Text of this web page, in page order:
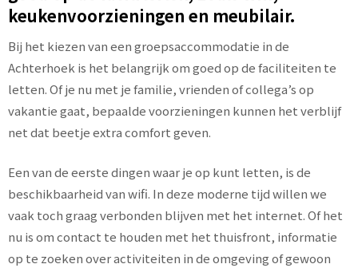
keukenvoorzieningen en meubilair.
Bij het kiezen van een groepsaccommodatie in de
Achterhoek is het belangrijk om goed op de faciliteiten te
letten. Of je nu met je familie, vrienden of collega’s op
vakantie gaat, bepaalde voorzieningen kunnen het verblijf
net dat beetje extra comfort geven.
Een van de eerste dingen waar je op kunt letten, is de
beschikbaarheid van wifi. In deze moderne tijd willen we
vaak toch graag verbonden blijven met het internet. Of het
nu is om contact te houden met het thuisfront, informatie
op te zoeken over activiteiten in de omgeving of gewoon